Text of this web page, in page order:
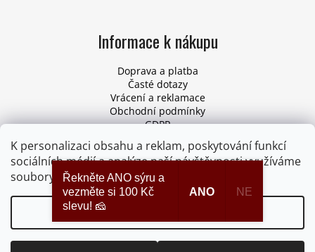
K personalizaci obsahu a reklam, poskytování funkcí
sociálních médií a analýze naší návštěvnosti využíváme
soubory cookies. Více informací
Informace k nákupu
Doprava a platba
Časté dotazy
Vrácení a reklamace
Obchodní podmínky
GDPR
Pro firmy
Odstoupení od smlouvy
Vytvořil Shoptet
Copyright 2026Syrydomu.cz. Všechna práva vyhrazena.
Řekněte ANO sýru a
vezměte si 100 Kč
slevu! 🧀
ANO NE